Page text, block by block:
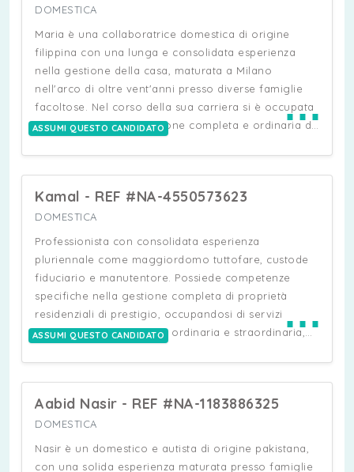
soggiorno e spesso viene a trovarlo e lo supporta
DOMESTICA
Maria è una collaboratrice domestica di origine
filippina con una lunga e consolidata esperienza
nella gestione della casa, maturata a Milano
nell'arco di oltre vent'anni presso diverse famiglie
facoltose. Nel corso della sua carriera si è occupata
in autonomia della gestione completa e ordinaria di
ordine degli ambienti e gestione del guardaroba. Ha
maturato esperienza anche in famiglie con bambini,
offrendo supporto pratico come
ASSUMI QUESTO CANDIDATO ⋯
Kamal - REF #NA-4550573623
DOMESTICA
Professionista con consolidata esperienza
pluriennale come maggiordomo tuttofare, custode
fiduciario e manutentore. Possiede competenze
specifiche nella gestione completa di proprietà
residenziali di prestigio, occupandosi di servizi
domestici, manutenzione ordinaria e straordinaria,
della cucina italiana e sri lankese, con particolare
specializzazione nella cottura della carne. Ha
maturato esperienza nel controllo qualità nel settore
ASSUMI QUESTO CANDIDATO ⋯
Aabid Nasir - REF #NA-1183886325
DOMESTICA
Nasir è un domestico e autista di origine pakistana,
con una solida esperienza maturata presso famiglie